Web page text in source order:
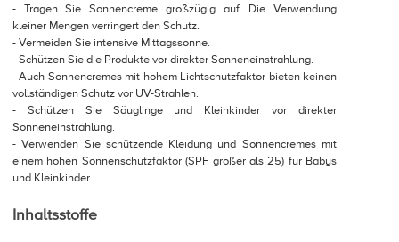
- Tragen Sie Sonnencreme großzügig auf. Die Verwendung
kleiner Mengen verringert den Schutz.
- Vermeiden Sie intensive Mittagssonne.
- Schützen Sie die Produkte vor direkter Sonneneinstrahlung.
- Auch Sonnencremes mit hohem Lichtschutzfaktor bieten keinen
vollständigen Schutz vor UV-Strahlen.
- Schützen Sie Säuglinge und Kleinkinder vor direkter
Sonneneinstrahlung.
- Verwenden Sie schützende Kleidung und Sonnencremes mit
einem hohen Sonnenschutzfaktor (SPF größer als 25) für Babys
und Kleinkinder.
Inhaltsstoffe